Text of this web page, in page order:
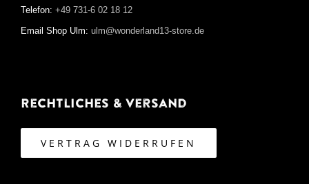
Telefon: +49 731-6 02 18 12
Email Shop Ulm: ulm@wonderland13-store.de
Rechtliches & Versand
VERTRAG WIDERRUFEN